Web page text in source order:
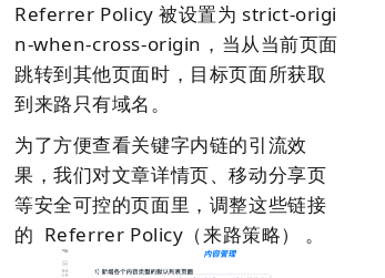
Referrer Policy 被设置为 strict-origi
n-when-cross-origin，当从当前页面
跳转到其他页面时，目标页面所获取
到来路只有域名。
为了方便查看关键字内链的引流效
果，我们对文章详情页、移动分享页
等安全可控的页面里，调整这些链接
的 Referrer Policy（来路策略） 。